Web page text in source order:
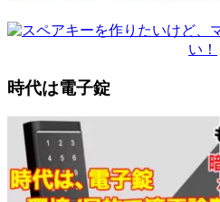
時代は電子錠